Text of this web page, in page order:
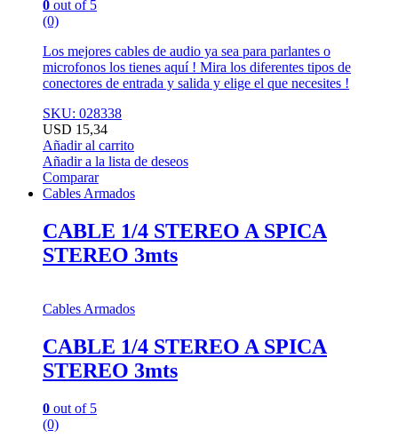
0 out of 5
(0)
Los mejores cables de audio ya sea para parlantes o
microfonos los tienes aquí ! Mira los diferentes tipos de
conectores de entrada y salida y elige el que necesites !
SKU: 028338
USD 15,34
Añadir al carrito
Añadir a la lista de deseos
Comparar
Cables Armados
CABLE 1/4 STEREO A SPICA
STEREO 3mts
Cables Armados
CABLE 1/4 STEREO A SPICA
STEREO 3mts
0 out of 5
(0)